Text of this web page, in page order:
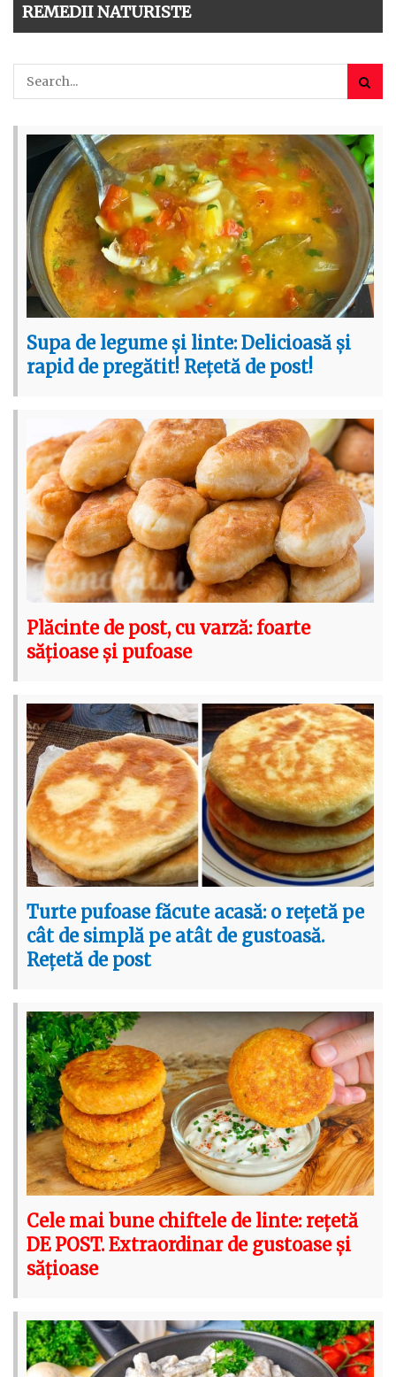
REMEDII NATURISTE
Supa de legume și linte: Delicioasă și
rapid de pregătit! Rețetă de post!
Plăcinte de post, cu varză: foarte
sățioase și pufoase
Turte pufoase făcute acasă: o rețetă pe
cât de simplă pe atât de gustoasă.
Rețetă de post
Cele mai bune chiftele de linte: rețetă
DE POST. Extraordinar de gustoase și
sățioase